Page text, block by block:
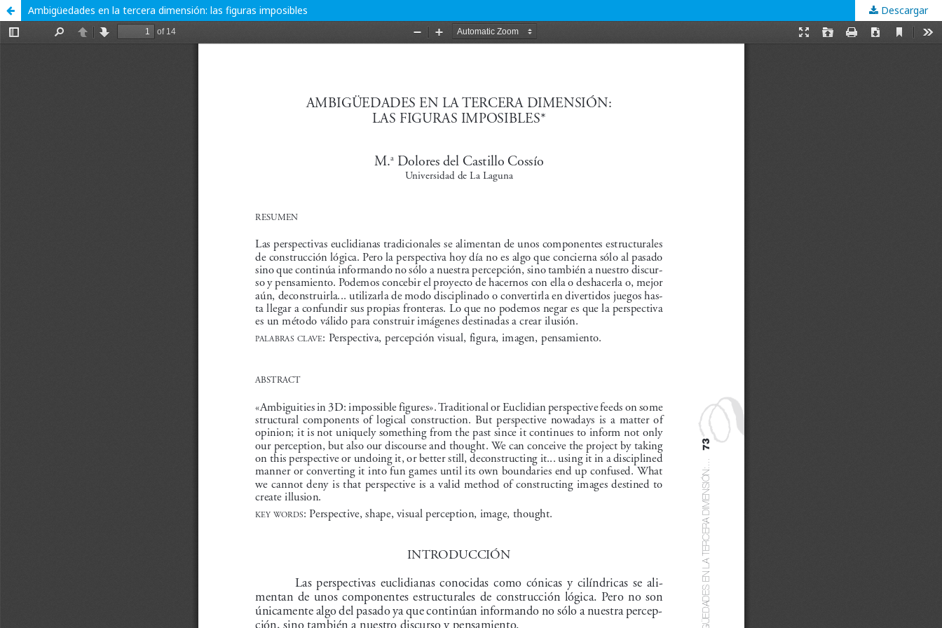
Ambigüedades en la tercera dimensión: las figuras imposibles Descargar